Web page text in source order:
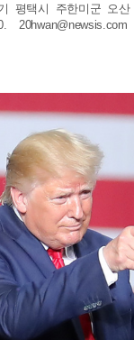
평택시 주한미군 오산
20hwan@newsis.com